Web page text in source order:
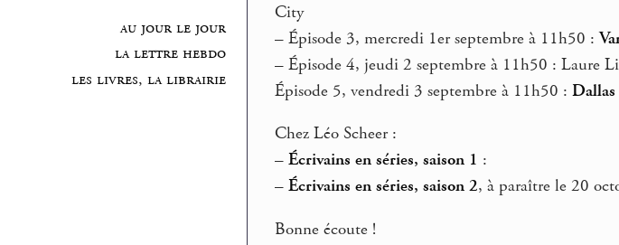
au jour le jour
la lettre hebdo
les livres, la librairie
City
– Épisode 3, mercredi 1er septembre à 11h50 :
– Épisode 4, jeudi 2 septembre à 11h50 : Laure
Épisode 5, vendredi 3 septembre à 11h50 : Dallas
Chez Léo Scheer :
– Écrivains en séries, saison 1 :
– Écrivains en séries, saison 2, à paraître le 20
Bonne écoute !